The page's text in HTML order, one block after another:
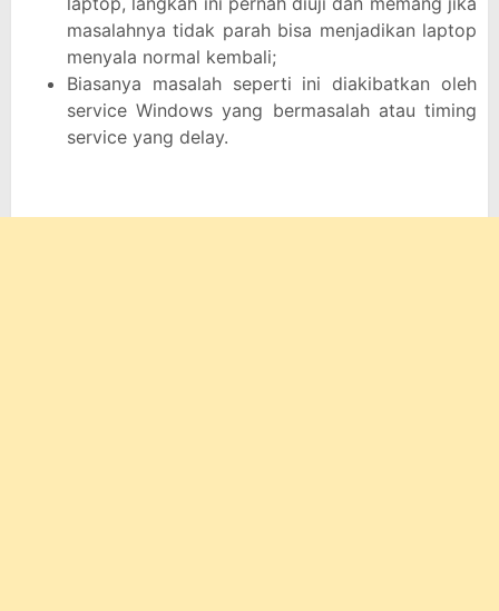
masalahnya tidak parah bisa menjadikan laptop
menyala normal kembali;
Biasanya masalah seperti ini diakibatkan oleh
service Windows yang bermasalah atau timing
service yang delay.